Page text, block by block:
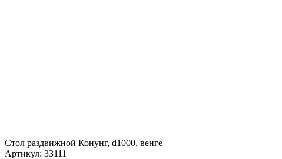
Стол раздвижной Конунг, d1000, венге
Артикул: 33111